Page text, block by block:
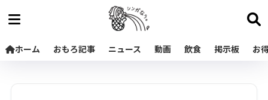
ホーム おもろ記事 ニュース 動画 飲食 掲示板 お